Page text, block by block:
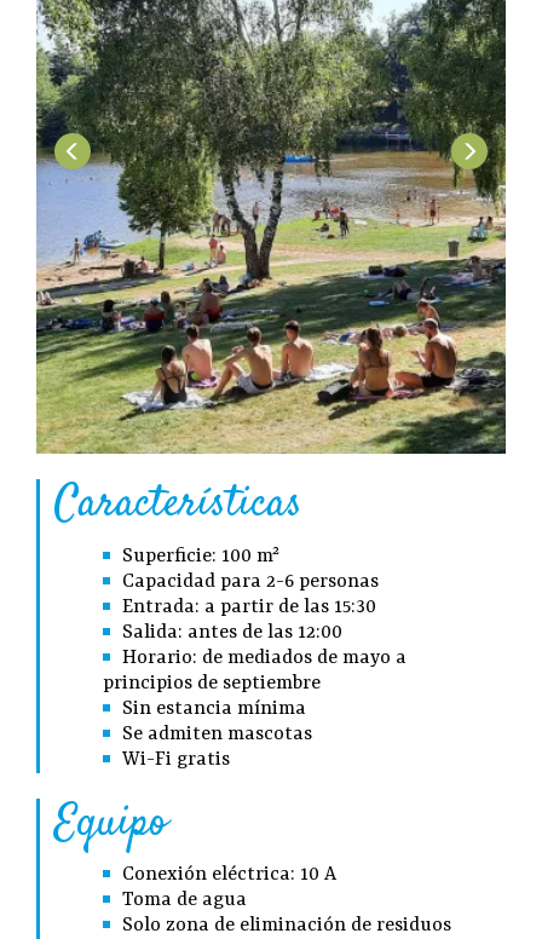
Características
Superficie: 100 m²
Capacidad para 2-6 personas
Entrada: a partir de las 15:30
Salida: antes de las 12:00
Horario: de mediados de mayo a
principios de septiembre
Sin estancia mínima
Se admiten mascotas
Wi-Fi gratis
Equipo
Conexión eléctrica: 10 A
Toma de agua
Solo zona de eliminación de residuos